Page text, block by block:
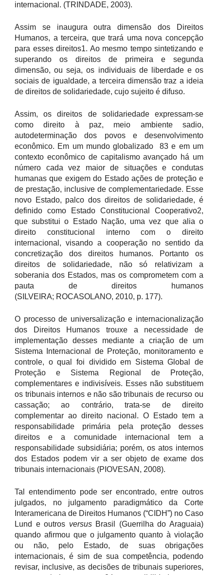
internacional. (TRINDADE, 2003).
Assim se inaugura outra dimensão dos Direitos
Humanos, a terceira, que trará uma nova concepção
para esses direitos1. Ao mesmo tempo sintetizando e
superando os direitos de primeira e segunda
dimensão, ou seja, os individuais de liberdade e os
sociais de igualdade, a terceira dimensão traz a ideia
de direitos de solidariedade, cujo sujeito é difuso.
Assim, os direitos de solidariedade expressam-se
como direito à paz, meio ambiente sadio,
autodeterminação dos povos e desenvolvimento
econômico. Em um mundo globalizado 83 e em um
contexto econômico de capitalismo avançado há um
número cada vez maior de situações e condutas
humanas que exigem do Estado ações de proteção e
de prestação, inclusive de complementariedade. Esse
novo Estado, palco dos direitos de solidariedade, é
definido como Estado Constitucional Cooperativo2,
que substitui o Estado Nação, uma vez que alia o
direito constitucional interno com o direito
internacional, visando a cooperação no sentido da
concretização dos direitos humanos. Portanto os
direitos de solidariedade, não só relativizam a
soberania dos Estados, mas os comprometem com a
pauta de direitos humanos
(SILVEIRA; ROCASOLANO, 2010, p. 177).
O processo de universalização e internacionalização
dos Direitos Humanos trouxe a necessidade de
implementação desses mediante a criação de um
Sistema Internacional de Proteção, monitoramento e
controle, o qual foi dividido em Sistema Global de
Proteção e Sistema Regional de Proteção,
complementares e indivisíveis. Esses não substituem
os tribunais internos e não são tribunais de recurso ou
cassação; ao contrário, trata-se de direito
complementar ao direito nacional. O Estado tem a
responsabilidade primária pela proteção desses
direitos e a comunidade internacional tem a
responsabilidade subsidiária; porém, os atos internos
dos Estados podem vir a ser objeto de exame dos
tribunais internacionais (PIOVESAN, 2008).
Tal entendimento pode ser encontrado, entre outros
julgados, no julgamento paradigmático da Corte
Interamericana de Direitos Humanos (“CIDH”) no Caso
Lund e outros versus Brasil (Guerrilha do Araguaia)
quando afirmou que o julgamento quanto à violação
ou não, pelo Estado, de suas obrigações
internacionais, é sim de sua competência, podendo
revisar, inclusive, as decisões de tribunais superiores,